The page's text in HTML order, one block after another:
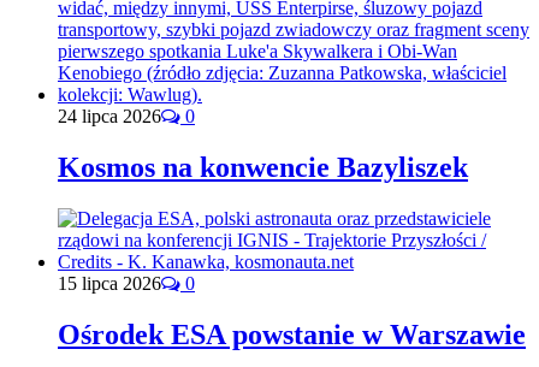
24 lipca 2026 0
Kosmos na konwencie Bazyliszek
15 lipca 2026 0
Ośrodek ESA powstanie w Warszawie